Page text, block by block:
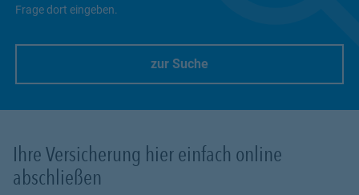
Frage dort eingeben.
zur Suche
Ihre Versicherung hier einfach online
abschließen